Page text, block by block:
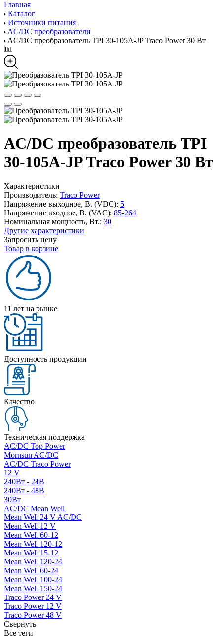
Главная
Каталог
Источники питания
AC/DC преобразователи
AC/DC преобразователь TPI 30-105A-JP Traco Power 30 Вт
AC/DC преобразователь TPI
30-105A-JP Traco Power 30 Вт
Характеристики
Производитель: Traco Power
Напряжение выходное, В. (VDC): 5
Напряжение входное, В. (VAC): 85-264
Номинальная мощность, Вт.: 30
Другие характеристики
Запросить цену
Товар в корзине
11 лет на рынке
Доступность продукции
Качество
Техническая поддержка
AC/DC Top Power
Mornsun AC/DC
AC/DC Traco Power
12 V
240Вт - 24В
240Вт - 48В
30Вт
AC/DC Mean Well
Mean Well 24 V AC/DC
Mean Well 12 V
Mean Well 60-12
Mean Well 120-12
Mean Well 15-12
Mean Well 120-24
Mean Well 60-24
Mean Well 100-24
Mean Well 150-24
Traco Power 24 V
Traco Power 12 V
Traco Power 48 V
Свернуть
Все теги